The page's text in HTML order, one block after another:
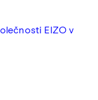
EIZO v